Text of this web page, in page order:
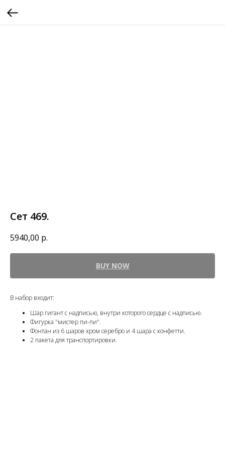
Сет 469.
5940,00 р.
BUY NOW
В набор входит:
Шар гигант с надписью, внутри которого сердце с надписью.
Фигурка "мистер пи-пи".
Фонтан из 6 шаров хром серебро и 4 шара с конфетти.
2 пакета для транспортировки.